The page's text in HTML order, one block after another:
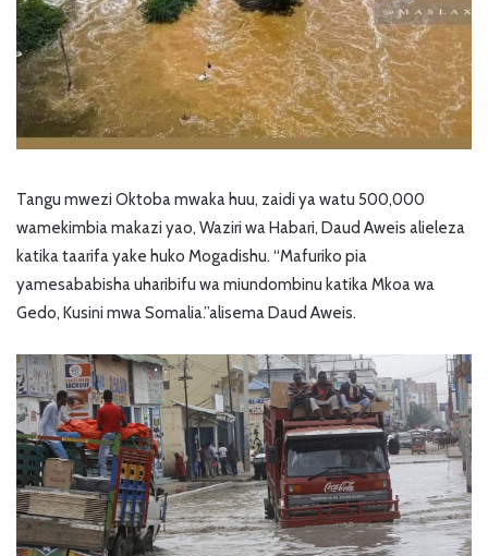
Tangu mwezi Oktoba mwaka huu, zaidi ya watu 500,000
wamekimbia makazi yao, Waziri wa Habari, Daud Aweis alieleza
katika taarifa yake huko Mogadishu. “Mafuriko pia
yamesababisha uharibifu wa miundombinu katika Mkoa wa
Gedo, Kusini mwa Somalia.”alisema Daud Aweis.